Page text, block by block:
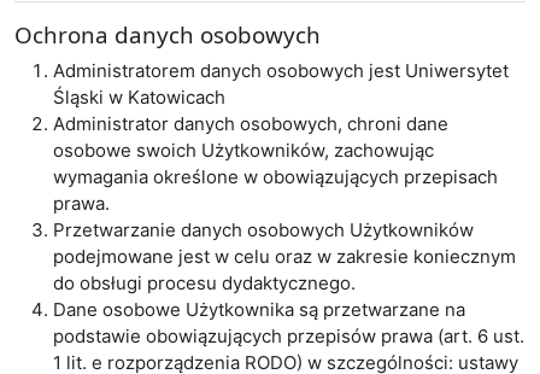
Ochrona danych osobowych
Administratorem danych osobowych jest Uniwersytet
Śląski w Katowicach
Administrator danych osobowych, chroni dane
osobowe swoich Użytkowników, zachowując
wymagania określone w obowiązujących przepisach
prawa.
Przetwarzanie danych osobowych Użytkowników
podejmowane jest w celu oraz w zakresie koniecznym
do obsługi procesu dydaktycznego.
Dane osobowe Użytkownika są przetwarzane na
podstawie obowiązujących przepisów prawa (art. 6 ust.
1 lit. e rozporządzenia RODO) w szczególności: ustawy